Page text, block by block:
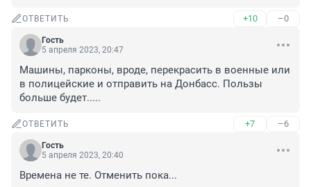
ОТВЕТИТЬ +10 –0
Гость
5 апреля 2023, 20:47
Машины, парконы, вроде, перекрасить в военные или
в полицейские и отправить на Донбасс. Пользы
больше будет.....
ОТВЕТИТЬ +7 –6
Гость
5 апреля 2023, 20:40
Времена не те. Отменить пока...